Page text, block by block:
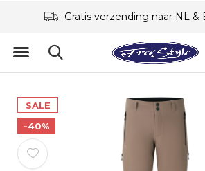
Gratis verzending naar NL &
SALE
-40%